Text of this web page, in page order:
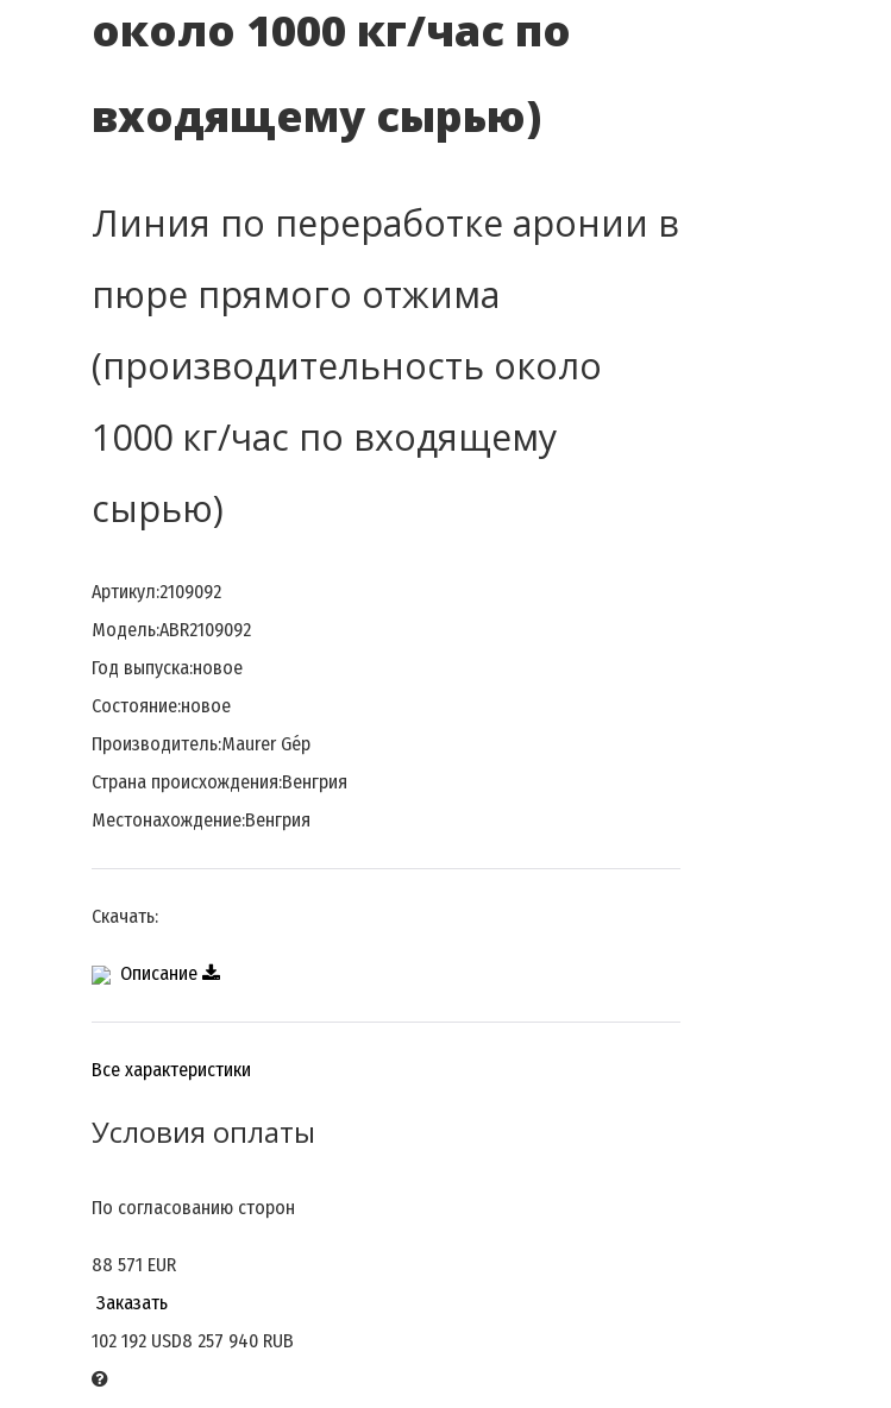
около 1000 кг/час по
входящему сырью)
Линия по переработке аронии в
пюре прямого отжима
(производительность около
1000 кг/час по входящему
сырью)
Артикул:2109092
Модель:ABR2109092
Год выпуска:новое
Состояние:новое
Производитель:Maurer Géр
Страна происхождения:Венгрия
Местонахождение:Венгрия
Скачать:
Описание
Все характеристики
Условия оплаты
По согласованию сторон
88 571 EUR
Заказать
102 192 USD8 257 940 RUB